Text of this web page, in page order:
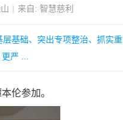
| 来自: 智慧慈利
基础、突出专项整治、抓实重
严 ...
伦参加。